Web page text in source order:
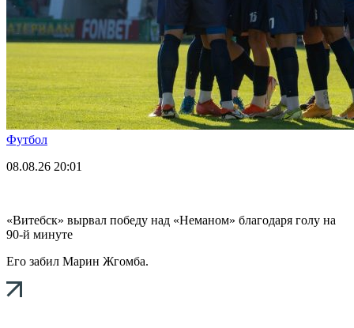
Футбол
08.08.26 20:01
«Витебск» вырвал победу над «Неманом» благодаря голу на
90-й минуте
Его забил Марин Жгомба.